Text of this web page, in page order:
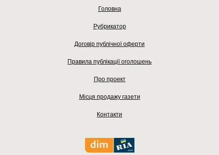
Головна
Рубрикатор
Договір публічної оферти
Правила публікації оголошень
Про проект
Місця продажу газети
Контакти